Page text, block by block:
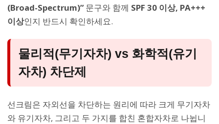
(Broad-Spectrum)”문구와 함께 SPF 30 이상, PA+++
이상인지 반드시 확인하세요.
물리적(무기자차) vs 화학적(유기
자차) 차단제
선크림은 자외선을 차단하는 원리에 따라 크게 무기자차
와 유기자차, 그리고 두 가지를 합친 혼합자차로 나뉩니